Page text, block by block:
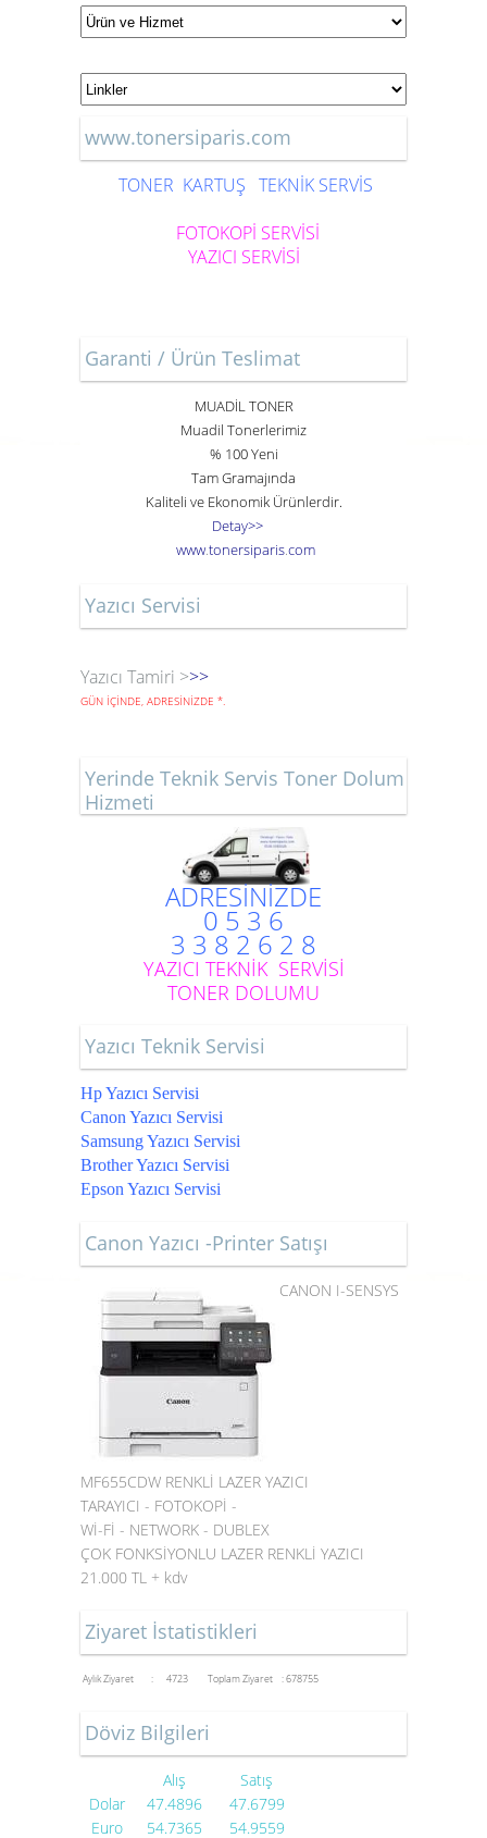
www.tonersiparis.com
TONER KARTUŞ TEKNİK SERVİS
FOTOKOPİ SERVİSİ
YAZICI SERVİSİ
Garanti / Ürün Teslimat
MUADİL TONER
Muadil Tonerlerimiz
% 100 Yeni
Tam Gramajında
Kaliteli ve Ekonomik Ürünlerdir.
Detay>>
www.tonersiparis.com
Yazıcı Servisi
Yazıcı Tamiri >>>
GÜN İÇİNDE, ADRESİNİZDE *.
Yerinde Teknik Servis Toner Dolum
Hizmeti
ADRESİNİZDE
0 5 3 6
3 3 8 2 6 2 8
YAZICI TEKNİK SERVİSİ
TONER DOLUMU
Yazıcı Teknik Servisi
Hp Yazıcı Servisi
Canon Yazıcı Servisi
Samsung Yazıcı Servisi
Brother Yazıcı Servisi
Epson Yazıcı Servisi
Canon Yazıcı -Printer Satışı
CANON I-SENSYS
MF655CDW RENKLİ LAZER YAZICI
TARAYICI - FOTOKOPİ -
Wİ-Fİ - NETWORK - DUBLEX
ÇOK FONKSİYONLU LAZER RENKLİ YAZICI
21.000 TL + kdv
Ziyaret İstatistikleri
Aylık Ziyaret : 4723 Toplam Ziyaret : 678755
Döviz Bilgileri
Alış
Satış
Dolar
47.4896
47.6799
Euro
54.7365 54.9559